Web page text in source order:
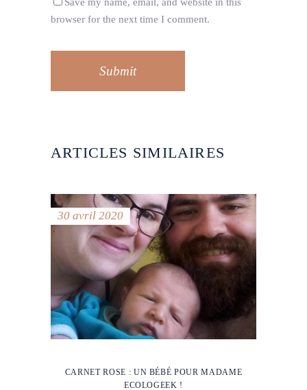
browser for the next time I comment.
Submit
ARTICLES SIMILAIRES
30 avril 2020
CARNET ROSE : UN BÉBÉ POUR MADAME
ECOLOGEEK !